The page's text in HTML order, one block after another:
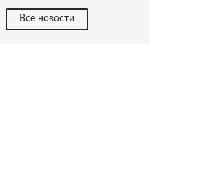
Все новости